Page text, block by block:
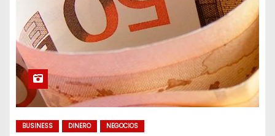
BUSINESS DINERO NEGOCIOS